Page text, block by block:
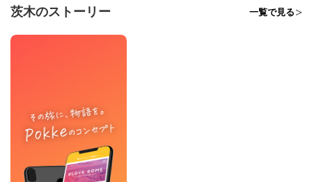
茨木のストーリー 一覧で見る